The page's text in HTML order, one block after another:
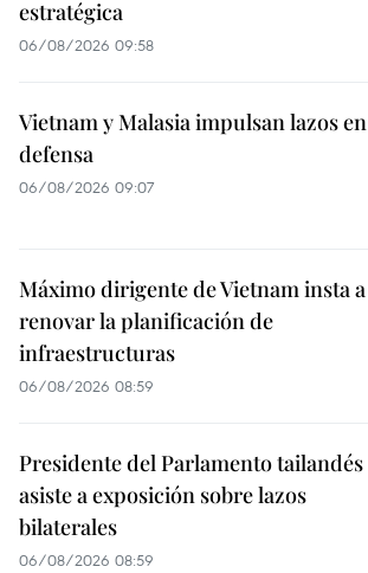
estratégica
06/08/2026 09:58
Vietnam y Malasia impulsan lazos en
defensa
06/08/2026 09:07
Máximo dirigente de Vietnam insta a
renovar la planificación de
infraestructuras
06/08/2026 08:59
Presidente del Parlamento tailandés
asiste a exposición sobre lazos
bilaterales
06/08/2026 08:59